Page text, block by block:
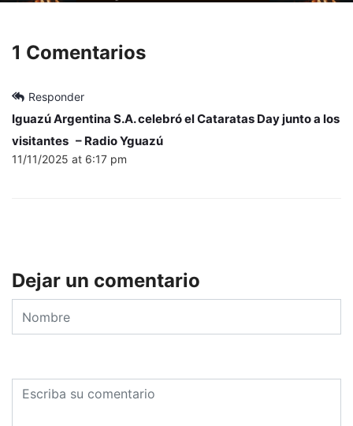
1 Comentarios
Responder
Iguazú Argentina S.A. celebró el Cataratas Day junto a los
visitantes – Radio Yguazú
11/11/2025 at 6:17 pm
Dejar un comentario